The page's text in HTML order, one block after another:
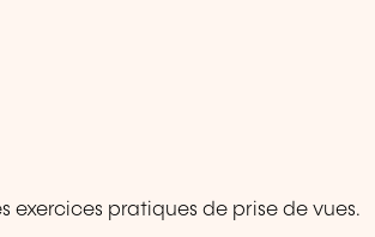
exercices pratiques de prise de vues.